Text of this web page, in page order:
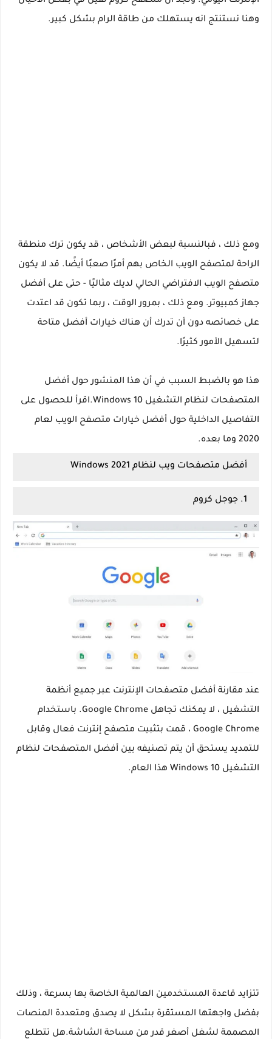
وهنا نستنتج انه يستهلك من طاقة الرام بشكل كبير.
ومع ذلك ، فبالنسبة لبعض الأشخاص ، قد يكون ترك منطقة
الراحة لمتصفح الويب الخاص بهم أمرًا صعبًا أيضًا. قد لا يكون
متصفح الويب الافتراضي الحالي لديك مثاليًا - حتى على أفضل
جهاز كمبيوتر. ومع ذلك ، بمرور الوقت ، ربما تكون قد اعتدت
على خصائصه دون أن تدرك أن هناك خيارات أفضل متاحة
لتسهيل الأمور كثيرًا.
هذا هو بالضبط السبب في أن هذا المنشور حول أفضل
المتصفحات لنظام التشغيل Windows 10.اقرأ للحصول على
التفاصيل الداخلية حول أفضل خيارات متصفح الويب لعام
2020 وما بعده.
أفضل متصفحات ويب لنظام Windows 2021
1. جوجل كروم
عند مقارنة أفضل متصفحات الإنترنت عبر جميع أنظمة
التشغيل ، لا يمكنك تجاهل Google Chrome. باستخدام
Google Chrome ، قمت بتثبيت متصفح إنترنت فعال وقابل
للتمديد يستحق أن يتم تصنيفه بين أفضل المتصفحات لنظام
التشغيل Windows 10 هذا العام.
تتزايد قاعدة المستخدمين العالمية الخاصة بها بسرعة ، وذلك
بفضل واجهتها المستقرة بشكل لا يصدق ومتعددة المنصات
المصممة لشغل أصغر قدر من مساحة الشاشة.هل تتطلع